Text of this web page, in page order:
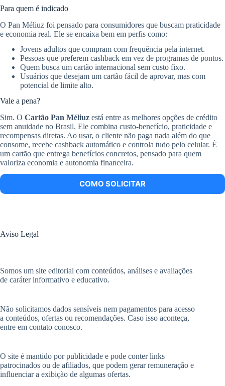
Para quem é indicado
O Pan Méliuz foi pensado para consumidores que buscam praticidade
e economia real. Ele se encaixa bem em perfis como:
Jovens adultos que compram com frequência pela internet.
Pessoas que preferem cashback em vez de programas de pontos.
Quem busca um cartão internacional sem custo fixo.
Usuários que desejam um cartão fácil de aprovar, mas com
potencial de limite alto.
Vale a pena?
Sim. O Cartão Pan Méliuz está entre as melhores opções de crédito
sem anuidade no Brasil. Ele combina custo-benefício, praticidade e
recompensas diretas. Ao usar, o cliente não paga nada além do que
consome, recebe cashback automático e controla tudo pelo celular. É
um cartão que entrega benefícios concretos, pensado para quem
valoriza economia e autonomia financeira.
COMO SOLICITAR
Aviso Legal
Somos um site editorial com conteúdos, análises e avaliações
de caráter informativo e educativo.
Não solicitamos dados sensíveis nem pagamentos para acesso
a conteúdos, ofertas ou recomendações. Caso isso aconteça,
entre em contato conosco.
O site é mantido por publicidade e pode conter links
patrocinados ou de afiliados, que podem gerar remuneração e
influenciar a exibição de algumas ofertas.